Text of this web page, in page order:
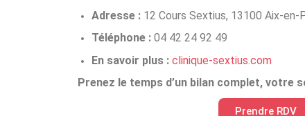
Adresse : 12 Cours Sextius, 13100 Aix-en-
Téléphone : 04 42 24 92 49
En savoir plus : clinique-sextius.com
Prenez le temps d’un bilan complet, votre
Prendre RDV